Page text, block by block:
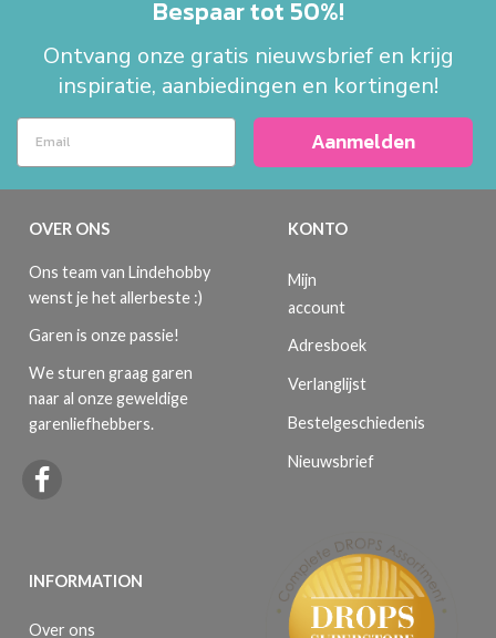
Bespaar tot 50%!
Ontvang onze gratis nieuwsbrief en krijg
inspiratie, aanbiedingen en kortingen!
Aanmelden
OVER ONS
Ons team van Lindehobby
wenst je het allerbeste :)
Garen is onze passie!
We sturen graag garen
naar al onze geweldige
garenliefhebbers.
INFORMATION
Over ons
KONTO
Mijn
account
Adresboek
Verlanglijst
Bestelgeschiedenis
Nieuwsbrief